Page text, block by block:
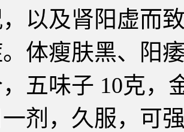
以及肾阳虚而
体瘦肤黑、阳
五味子 10克，
一剂，久服，可